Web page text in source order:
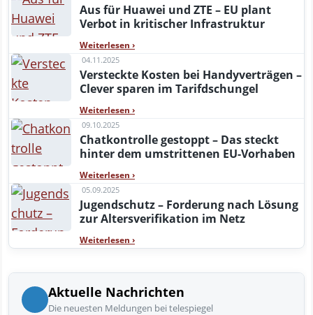
Aus für Huawei und ZTE – EU plant
Verbot in kritischer Infrastruktur
Weiterlesen ›
04.11.2025
Versteckte Kosten bei Handyverträgen –
Clever sparen im Tarifdschungel
Weiterlesen ›
09.10.2025
Chatkontrolle gestoppt – Das steckt
hinter dem umstrittenen EU-Vorhaben
Weiterlesen ›
05.09.2025
Jugendschutz – Forderung nach Lösung
zur Altersverifikation im Netz
Weiterlesen ›
Aktuelle Nachrichten
Die neuesten Meldungen bei telespiegel